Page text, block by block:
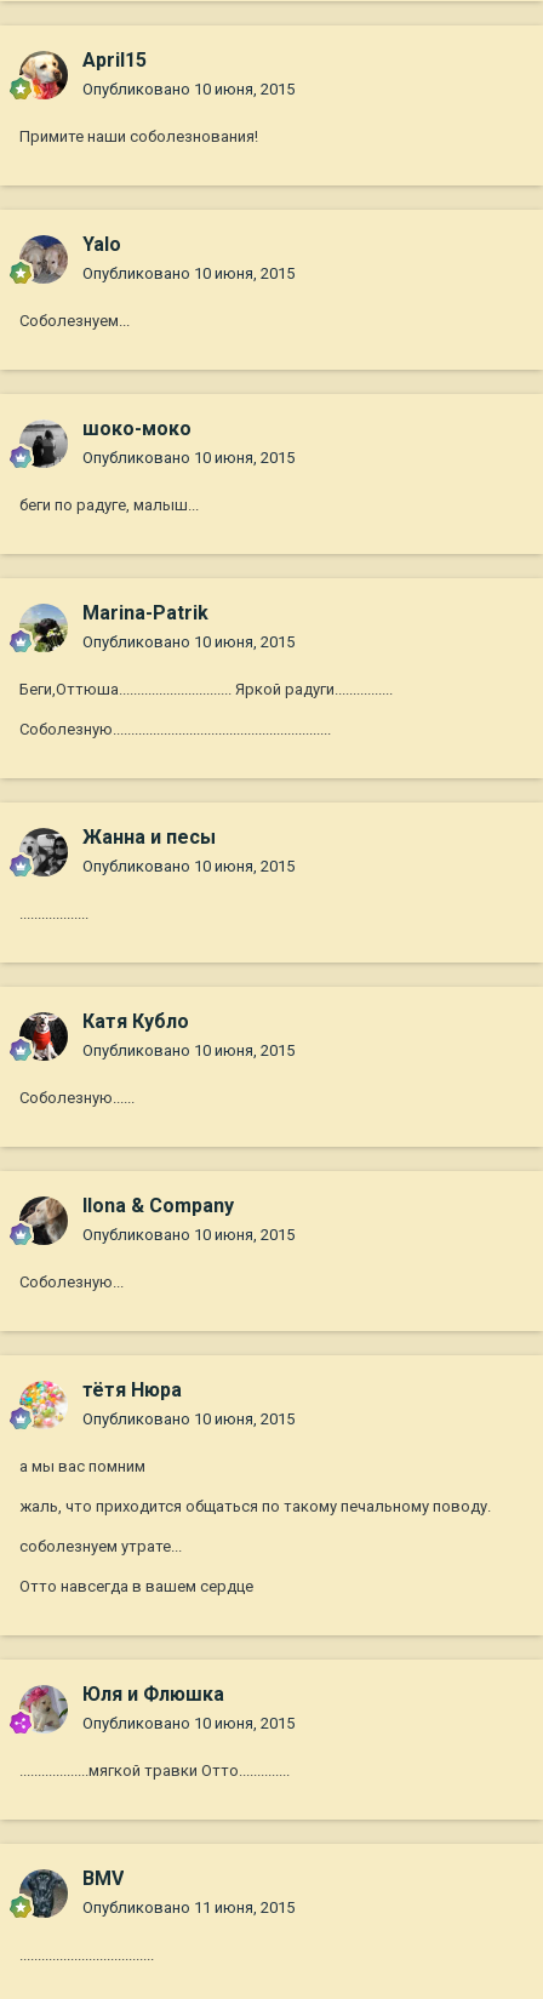
April15
Опубликовано 10 июня, 2015
Примите наши соболезнования!
Yalo
Опубликовано 10 июня, 2015
Соболезнуем...
шоко-моко
Опубликовано 10 июня, 2015
беги по радуге, малыш...
Marina-Patrik
Опубликовано 10 июня, 2015
Беги,Оттюша............................... Яркой радуги................
Соболезную............................................................
Жанна и песы
Опубликовано 10 июня, 2015
...................
Катя Кубло
Опубликовано 10 июня, 2015
Соболезную......
Ilona & Company
Опубликовано 10 июня, 2015
Соболезную...
тётя Нюра
Опубликовано 10 июня, 2015
а мы вас помним
жаль, что приходится общаться по такому печальному поводу.
соболезнуем утрате...
Отто навсегда в вашем сердце
Юля и Флюшка
Опубликовано 10 июня, 2015
...................мягкой травки Отто..............
BMV
Опубликовано 11 июня, 2015
.....................................